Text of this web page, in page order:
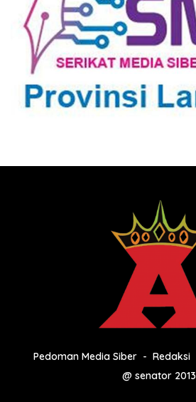
Pedoman Media Siber Redaksi
@ senator 2013